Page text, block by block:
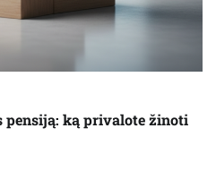
ką privalote žinoti